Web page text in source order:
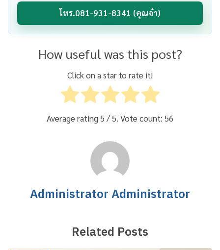
โทร.081-931-8341 (คุณจ๋า)
How useful was this post?
Click on a star to rate it!
Average rating5 / 5. Vote count: 56
Administrator Administrator
Related Posts